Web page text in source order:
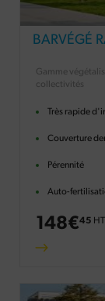
BARVÉGÉ
Gamme
collectivités
Très rapide
Couverture
Pérennité
Auto-
148€45 HT